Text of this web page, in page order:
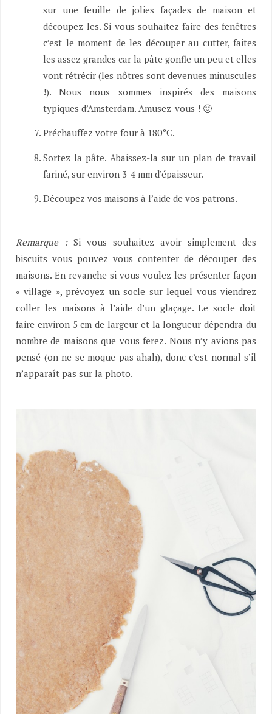
sur une feuille de jolies façades de maison et
découpez-les. Si vous souhaitez faire des fenêtres
c’est le moment de les découper au cutter, faites
les assez grandes car la pâte gonfle un peu et elles
vont rétrécir (les nôtres sont devenues minuscules
!). Nous nous sommes inspirés des maisons
typiques d’Amsterdam. Amusez-vous ! 🙂
Préchauffez votre four à 180°C.
Sortez la pâte. Abaissez-la sur un plan de travail
fariné, sur environ 3-4 mm d’épaisseur.
Découpez vos maisons à l’aide de vos patrons.
Remarque :Si vous souhaitez avoir simplement des
biscuits vous pouvez vous contenter de découper des
maisons. En revanche si vous voulez les présenter façon
« village », prévoyez un socle sur lequel vous viendrez
coller les maisons à l’aide d’un glaçage. Le socle doit
faire environ 5 cm de largeur et la longueur dépendra du
nombre de maisons que vous ferez. Nous n’y avions pas
pensé (on ne se moque pas ahah), donc c’est normal s’il
n’apparaît pas sur la photo.